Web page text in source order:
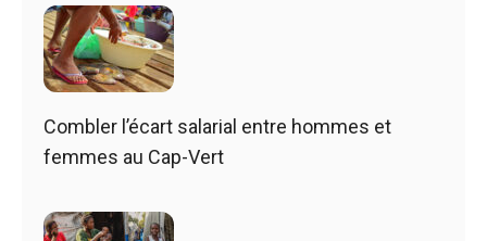
Combler l’écart salarial entre hommes et
femmes au Cap-Vert